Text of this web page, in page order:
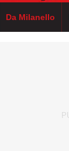
Da Milanello